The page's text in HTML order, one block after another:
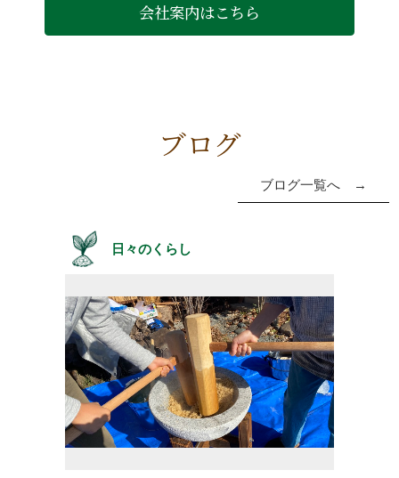
会社案内はこちら
ブログ
ブログ一覧へ →
日々のくらし